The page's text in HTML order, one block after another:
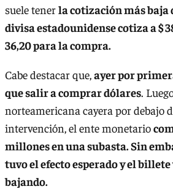
suele tenerla cotización más baja
divisa estadounidense cotiza a $
36,20 para la compra.
Cabe destacar que,ayer por
que salir a comprar dólares.
norteamericana cayera por debajo
intervención, el ente monetario
millones en una subasta. Sin
tuvo el efecto esperado y el
bajando.